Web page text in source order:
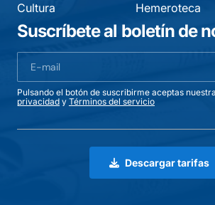
Cultura
Hemeroteca
Suscríbete al boletín de
Pulsando el botón de suscribirme aceptas
privacidad y Términos del servicio
Descargar tarifas